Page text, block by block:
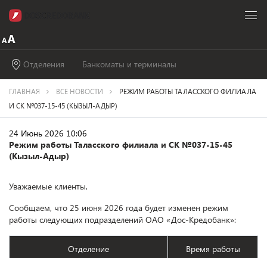
Отделения Банкоматы и терминалы
ГЛАВНАЯ ВСЕ НОВОСТИ
РЕЖИМ РАБОТЫ ТАЛАССКОГО ФИЛИАЛА
И СК №037-15-45 (КЫЗЫЛ-АДЫР)
24 Июнь 2026 10:06
Режим работы Таласского филиала и СК №037-15-45
(Кызыл-Адыр)
Уважаемые клиенты,
Сообщаем, что 25 июня 2026 года будет изменен режим
работы следующих подразделений ОАО «Дос-Кредобанк»:
Отделение Время работы